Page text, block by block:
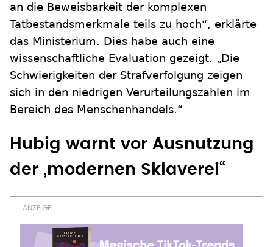
an die Beweisbarkeit der komplexen
Tatbestandsmerkmale teils zu hoch“, erklärte
das Ministerium. Dies habe auch eine
wissenschaftliche Evaluation gezeigt. „Die
Schwierigkeiten der Strafverfolgung zeigen
sich in den niedrigen Verurteilungszahlen im
Bereich des Menschenhandels.“
Hubig warnt vor Ausnutzung
der „modernen Sklaverei“